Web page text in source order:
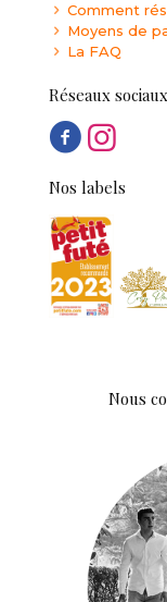
Comment
Moyens de
La FAQ
Réseaux sociaux
Nos labels
Nous